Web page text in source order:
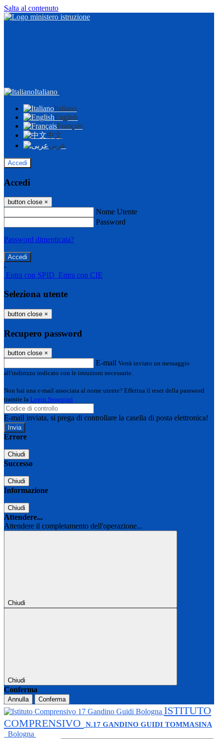
Salta al contenuto
Italiano
Italiano
English
Français
中文
عربى
Accedi
Accedi
button close ×
Nome Utente
Password
Password dimenticata?
-
Entra con SPID Entra con CIE
Seleziona utente
button close ×
Recupero password
button close ×
E-mail Verrà inviato un messaggio
all'indirizzo indicato con le istruzioni necessarie.
Non hai una e-mail associata al nome utente? Effettua il reset della password
tramite la Login Spaggiari
E-mail inviata, si prega di controllare la casella di posta elettronica!
Errore
Chiudi
Successo
Chiudi
Informazione
Chiudi
Attendere...
Attendere il completamento dell'operazione...
Chiudi
Chiudi
Conferma
Annulla Conferma
ISTITUTO
COMPRENSIVO
N.17 GANDINO GUIDI TOMMASINA
Bologna